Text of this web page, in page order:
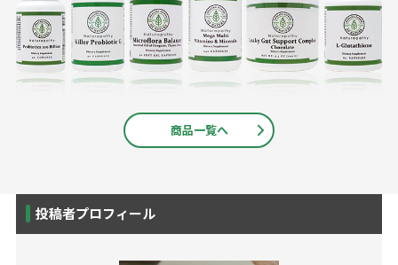
商品一覧へ
投稿者プロフィール